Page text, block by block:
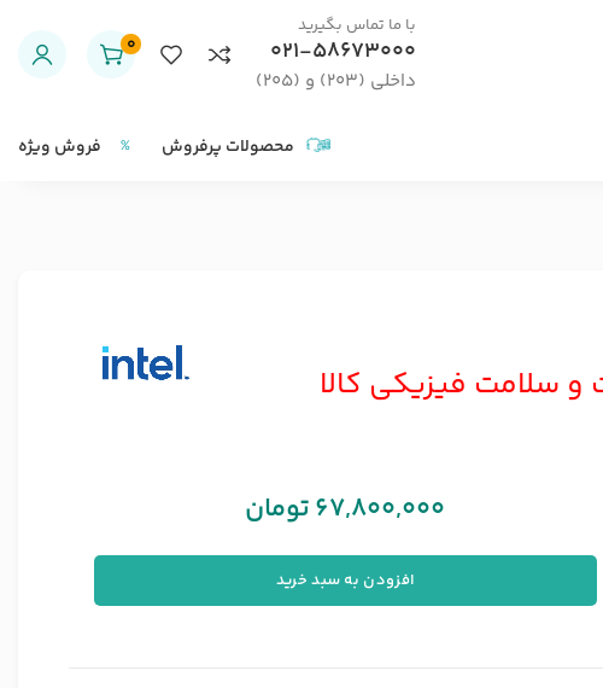
با ما تماس بگیرید
021-58673000
داخلی (203) و (205)
0
محصولات پرفروش فروش ویژه
و سلامت فیزیکی کالا
67,800,000تومان
افزودن به سبد خرید